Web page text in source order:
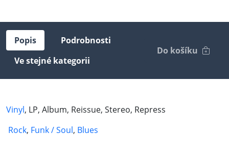
Popis
Podrobnosti
Ve stejné kategorii
Do košíku
Vinyl, LP, Album, Reissue, Stereo, Repress
Rock, Funk / Soul, Blues